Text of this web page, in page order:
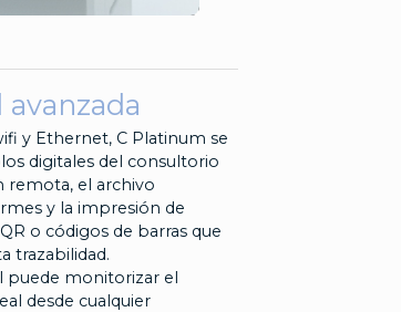
y Ethernet, C Platinum se
digitales del consultorio
remota, el archivo
y la impresión de
o códigos de barras que
trazabilidad.
puede monitorizar el
desde cualquier